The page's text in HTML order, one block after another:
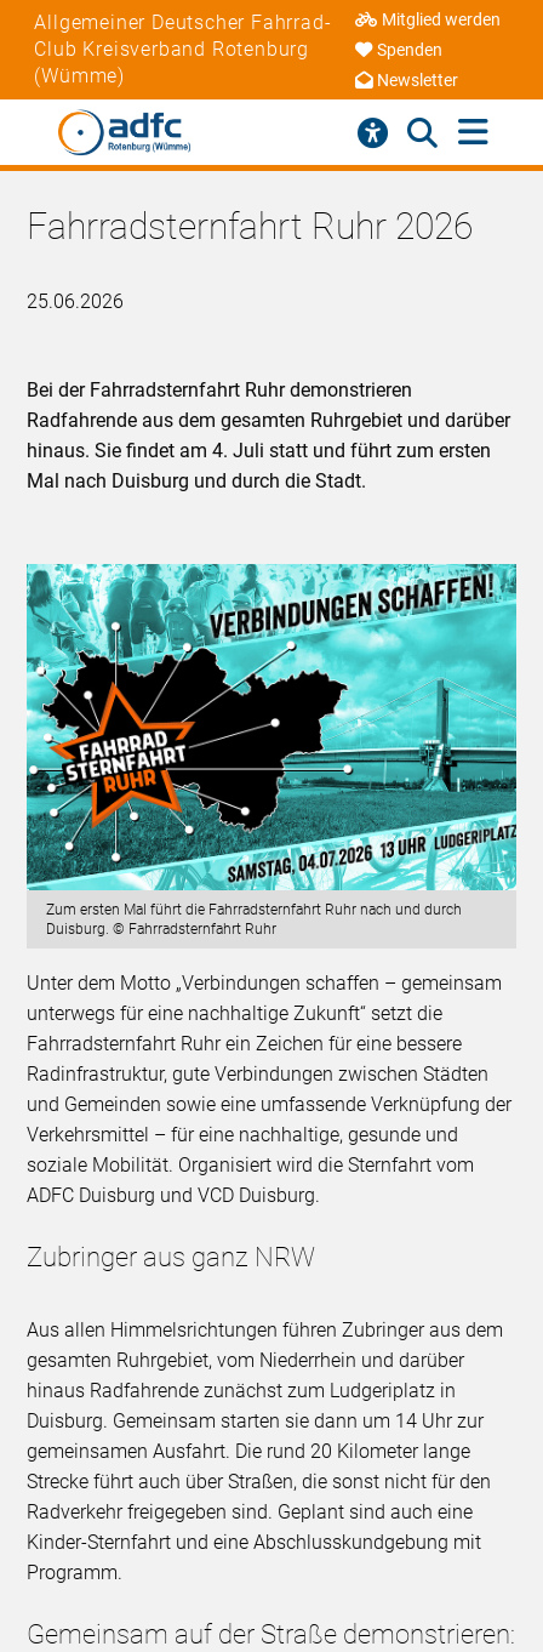
Allgemeiner Deutscher Fahrrad-
Club Kreisverband Rotenburg
(Wümme)
Mitglied werden
Spenden
Newsletter
Fahrradsternfahrt Ruhr 2026
25.06.2026
Bei der Fahrradsternfahrt Ruhr demonstrieren
Radfahrende aus dem gesamten Ruhrgebiet und darüber
hinaus. Sie findet am 4. Juli statt und führt zum ersten
Mal nach Duisburg und durch die Stadt.
Zum ersten Mal führt die Fahrradsternfahrt Ruhr nach und durch
Duisburg. © Fahrradsternfahrt Ruhr
Unter dem Motto „Verbindungen schaffen – gemeinsam
unterwegs für eine nachhaltige Zukunft“ setzt die
Fahrradsternfahrt Ruhr ein Zeichen für eine bessere
Radinfrastruktur, gute Verbindungen zwischen Städten
und Gemeinden sowie eine umfassende Verknüpfung der
Verkehrsmittel – für eine nachhaltige, gesunde und
soziale Mobilität. Organisiert wird die Sternfahrt vom
ADFC Duisburg und VCD Duisburg.
Zubringer aus ganz NRW
Aus allen Himmelsrichtungen führen Zubringer aus dem
gesamten Ruhrgebiet, vom Niederrhein und darüber
hinaus Radfahrende zunächst zum Ludgeriplatz in
Duisburg. Gemeinsam starten sie dann um 14 Uhr zur
gemeinsamen Ausfahrt. Die rund 20 Kilometer lange
Strecke führt auch über Straßen, die sonst nicht für den
Radverkehr freigegeben sind. Geplant sind auch eine
Kinder-Sternfahrt und eine Abschlusskundgebung mit
Programm.
Gemeinsam auf der Straße demonstrieren: